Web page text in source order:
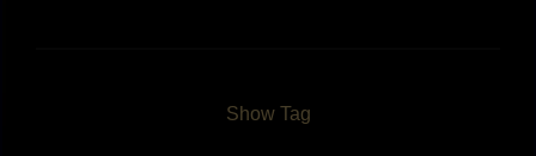
Show Tag